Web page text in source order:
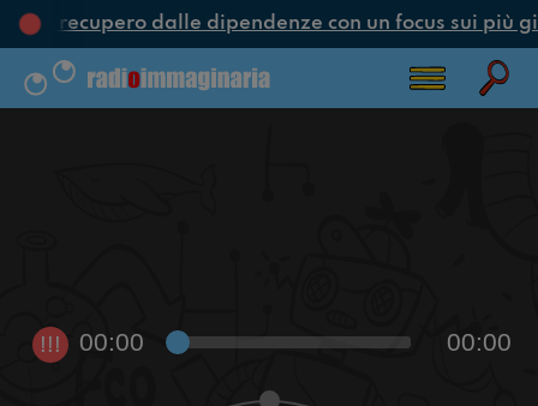
e recupero dalle dipendenze con un focus sui più
!!! 00:00 00:00